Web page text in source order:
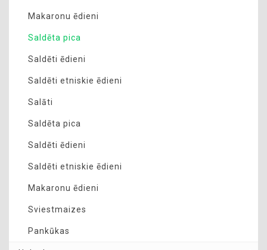
Makaronu ēdieni
Saldēta pica
Saldēti ēdieni
Saldēti etniskie ēdieni
Salāti
Saldēta pica
Saldēti ēdieni
Saldēti etniskie ēdieni
Makaronu ēdieni
Sviestmaizes
Pankūkas